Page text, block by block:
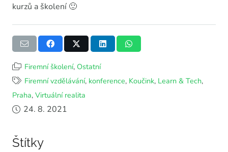
kurzů a školení 🙂
Firemní školení, Ostatní
Firemní vzdělávání, konference, Koučink, Learn & Tech,
Praha, Virtuální realita
24. 8. 2021
Štítky